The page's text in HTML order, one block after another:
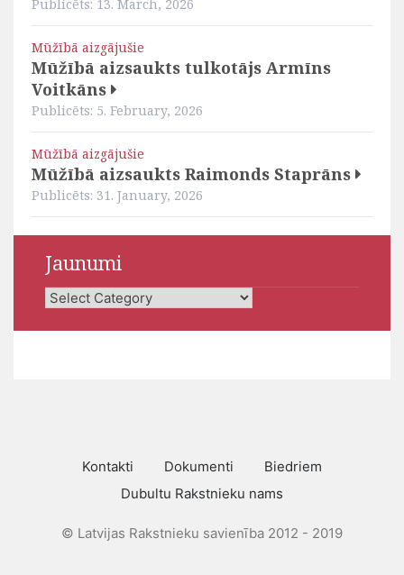
Publicēts: 13. March, 2026
Mūžībā aizgājušie
Mūžībā aizsaukts tulkotājs Armīns
Voitkāns
Publicēts: 5. February, 2026
Mūžībā aizgājušie
Mūžībā aizsaukts Raimonds Staprāns
Publicēts: 31. January, 2026
Jaunumi
Jaunumi
Kontakti Dokumenti
Biedriem
Dubultu Rakstnieku nams
© Latvijas Rakstnieku savienība 2012 - 2019